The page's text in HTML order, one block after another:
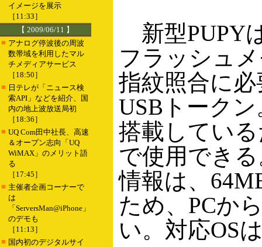
イメージを展示
［11:33］
【 2009/06/11 】
■ アナログ停波後の周波
数帯域を利用したマル
チメディアサービス
［18:50］
■ 日テレが「ニュース検
索API」などを紹介、国
内の地上波放送局初
［18:36］
■ UQ Com田中社長、高速
＆オープン志向「UQ
WiMAX」のメリット語
る
［17:45］
■ 主催者企画コーナーで
は
「ServersMan@iPhone」
のデモも
［11:13］
■ 国内初のデジタルサイ
新型PUPY
フラッシュ
指紋照合に
USBトーク
搭載してい
で使用でき
情報は、
ため、PCか
い。対応OS